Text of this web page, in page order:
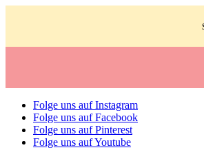
Folge uns auf Instagram
Folge uns auf Facebook
Folge uns auf Pinterest
Folge uns auf Youtube